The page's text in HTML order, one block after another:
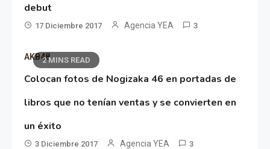
debut
17 Diciembre 2017 Agencia YEA 3
2 MINS READ
AKB48
Colocan fotos de Nogizaka 46 en portadas de
libros que no tenían ventas y se convierten en
un éxito
3 Diciembre 2017 Agencia YEA 3